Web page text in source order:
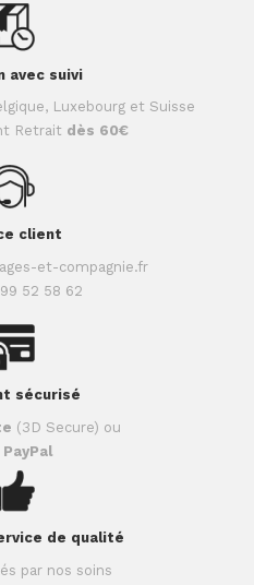
avec suivi
Luxebourg et Suisse
Retrait dès 60€
client
et-compagnie.fr
52 58 62
sécurisé
(3D Secure) ou
PayPal
de qualité
par nos soins